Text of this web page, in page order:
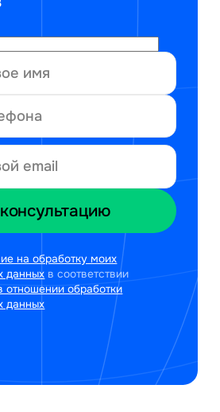
на обработку моих
данных в соответствии
отношении обработки
данных